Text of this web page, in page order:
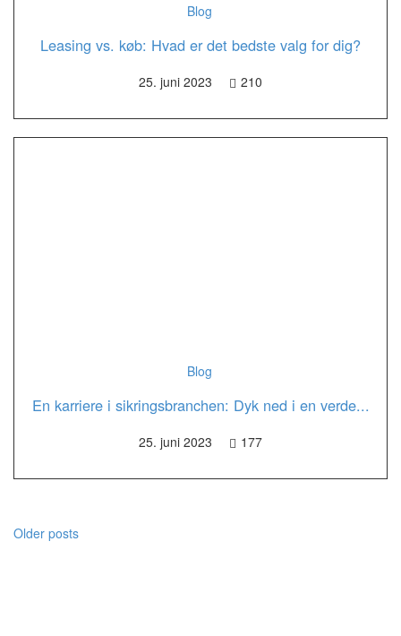
Blog
Leasing vs. køb: Hvad er det bedste valg for dig?
25. juni 2023 210
Blog
En karriere i sikringsbranchen: Dyk ned i en verde...
25. juni 2023 177
Older posts